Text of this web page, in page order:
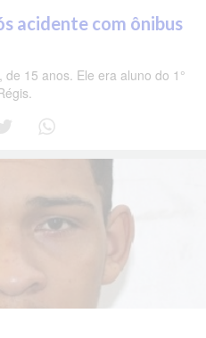
acidente com ônibus
15 anos. Ele era aluno do 1°